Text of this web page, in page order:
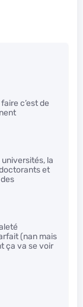
c’est de
universités, la
et
(nan mais
ça va se voir